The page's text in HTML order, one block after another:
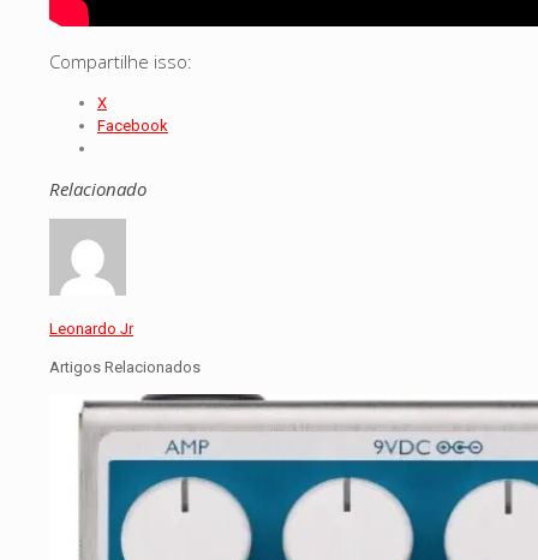
Compartilhe isso:
X
Facebook
Relacionado
Leonardo Jr
Artigos Relacionados